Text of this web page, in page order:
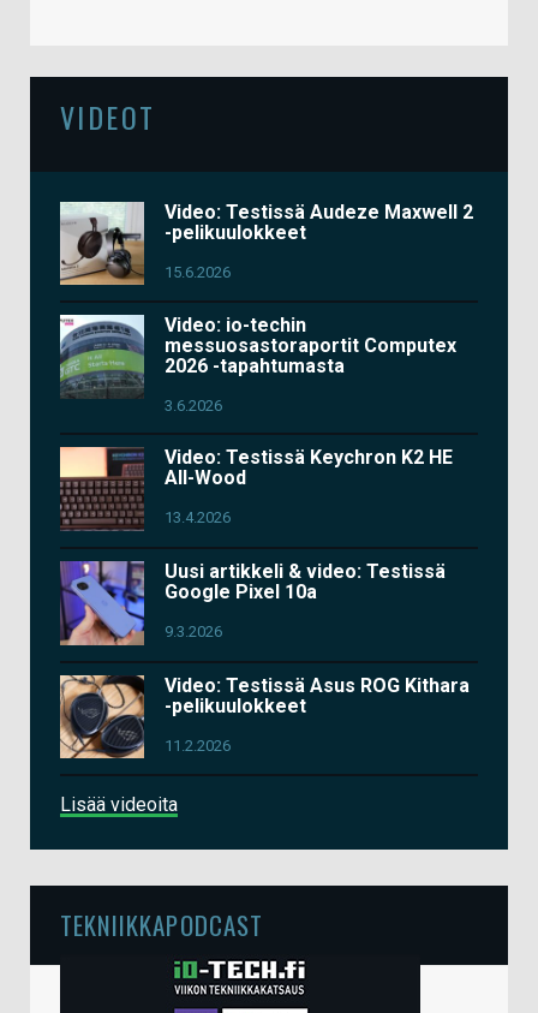
VIDEOT
Video: Testissä Audeze Maxwell 2
-pelikuulokkeet
15.6.2026
Video: io-techin
messuosastoraportit Computex
2026 -tapahtumasta
3.6.2026
Video: Testissä Keychron K2 HE
All-Wood
13.4.2026
Uusi artikkeli & video: Testissä
Google Pixel 10a
9.3.2026
Video: Testissä Asus ROG Kithara
-pelikuulokkeet
11.2.2026
Lisää videoita
TEKNIIKKAPODCAST